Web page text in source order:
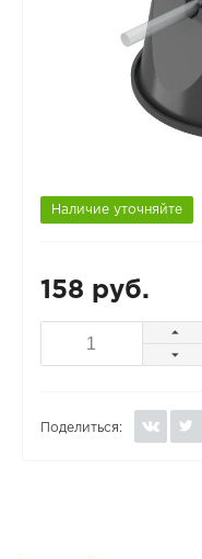
Наличие уточняйте
158 руб.
Поделиться: